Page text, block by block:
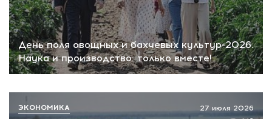
День поля овощных и бахчевых культур-2026.
Наука и производство: только вместе!
27 июля 2026
ЭКОНОМИКА